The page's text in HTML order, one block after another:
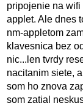
pripojenie na wifi
applet. Ale dnes
nm-appletom
klavesnica bez
nic...len tvrdy
nacitanim siete,
som ho znova
som zatial